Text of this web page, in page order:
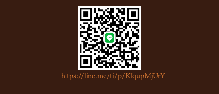
https://line.me/ti/p/KfqupMjUrY